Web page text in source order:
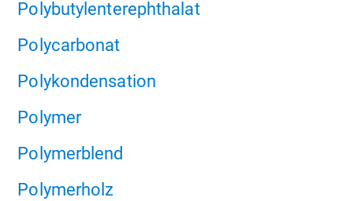
Polybutylenterephthalat
Polycarbonat
Polykondensation
Polymer
Polymerblend
Polymerholz